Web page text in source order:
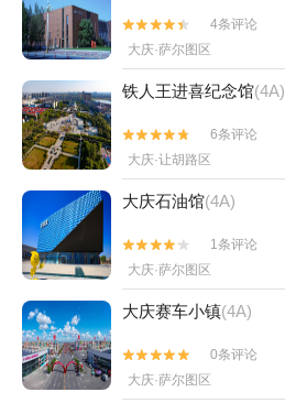


4条评论
大庆·萨尔图区
铁人王进喜纪念馆(4A)


6条评论
大庆·让胡路区
大庆石油馆(4A)


1条评论
大庆·萨尔图区
大庆赛车小镇(4A)


0条评论
大庆·萨尔图区